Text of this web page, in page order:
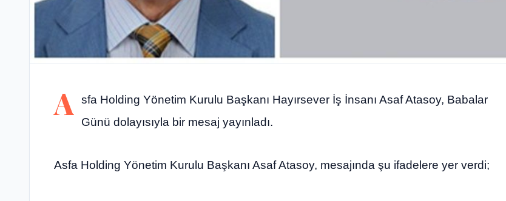
A
sfa Holding Yönetim Kurulu Başkanı Hayırsever İş İnsanı Asaf Atasoy, Babalar
Günü dolayısıyla bir mesaj yayınladı.
Asfa Holding Yönetim Kurulu Başkanı Asaf Atasoy, mesajında şu ifadelere yer verdi;